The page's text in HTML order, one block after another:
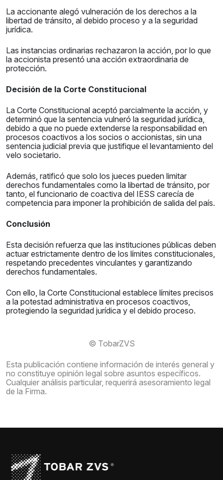
La accionante alegó vulneración de los derechos a la
libertad de tránsito, al debido proceso y a la seguridad
jurídica.
Las instancias ordinarias rechazaron la acción, por lo que
la accionista presentó una acción extraordinaria de
protección.
Decisión de la Corte Constitucional
La Corte Constitucional aceptó parcialmente la acción, y
determinó que la sentencia vulneró la seguridad jurídica,
debido a que no puede extenderse la responsabilidad en
procesos coactivos a los socios o accionistas, sin una
sentencia judicial previa que justifique el levantamiento del
velo societario.
Además, ratificó que solo los jueces pueden limitar
derechos fundamentales como la libertad de tránsito, por
tanto, el funcionario de coactiva del IESS carecía de
competencia para imponer la prohibición de salida del país.
Conclusión
Esta decisión refuerza que las instituciones públicas deben
actuar estrictamente dentro de los límites constitucionales,
respetando precedentes vinculantes y garantizando
derechos fundamentales.
Con ello, la Corte Constitucional establece límites precisos
a la potestad administrativa en procesos coactivos,
protegiendo la seguridad jurídica y el debido proceso.
© TobarZVS
Esta publicación contiene información de interés general y
no constituye opinión legal sobre asuntos específicos.
Cualquier análisis particular, requerirá asesoramiento legal
de la Firma.